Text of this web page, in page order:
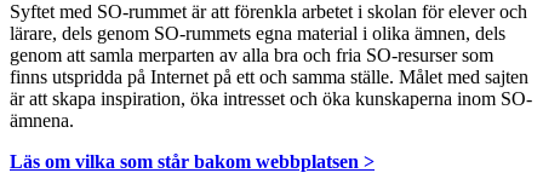
Syftet med SO-rummet är att förenkla arbetet i skolan för elever och
lärare, dels genom SO-rummets egna material i olika ämnen, dels
genom att samla merparten av alla bra och fria SO-resurser som
finns utspridda på Internet på ett och samma ställe. Målet med sajten
är att skapa inspiration, öka intresset och öka kunskaperna inom SO-
ämnena.
Läs om vilka som står bakom webbplatsen >